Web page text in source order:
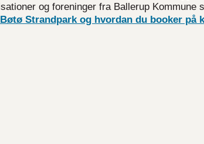
og foreninger fra Ballerup Kommune
Strandpark og hvordan du booker på